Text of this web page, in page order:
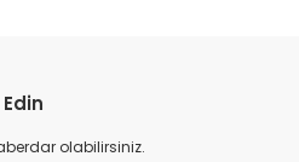
olabilirsiniz.